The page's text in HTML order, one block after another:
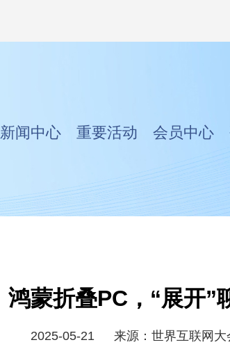
新闻中心 重要活动 会员中心
鸿蒙折叠PC，“展开”
2025-05-21 来源：世界互联网大